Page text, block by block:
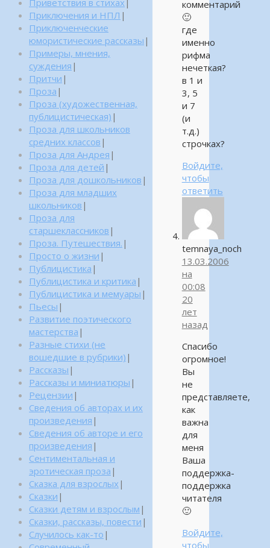
комментарий
🙂
где
именно
рифма
нечеткая?
в 1 и
3, 5
и 7
(и
т.д.)
строчках?
Войдите,
чтобы
ответить
temnaya_noch
13.03.2006
на
00:08
20
лет
назад
Спасибо
огромное!
Вы
не
представляете,
как
важна
для
меня
Ваша
поддержка-
поддержка
читателя
🙂
Войдите,
чтобы
Приветствия в стихах
Приключения и НПЛ |
Приключенческие
юмористические рассказы |
Примеры, мнения,
суждения |
Притчи |
Проза |
Проза (художественная,
публицистическая) |
Проза для школьников
средних классов |
Проза для Андрея |
Проза для детей |
Проза для дошкольников |
Проза для младших
школьников |
Проза для
старшеклассников |
Проза. Путешествия. |
Просто о жизни |
Публицистика |
Публицистика и критика |
Публицистика и мемуары |
Пьесы |
Развитие поэтического
мастерства |
Разные стихи (не
вошедшие в рубрики) |
Рассказы |
Рассказы и миниатюры |
Рецензии |
Сведения об авторах и их
произведения |
Сведения об авторе и его
произведения |
Сентиментальная и
эротическая проза |
Сказка для взрослых |
Сказки |
Сказки детям и взрослым |
Сказки, рассказы, повести |
Случилось как-то |